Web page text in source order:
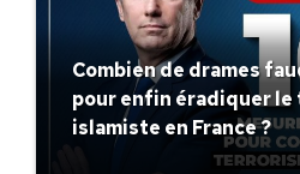
Combien de drames
pour enfin éradiquer
islamiste en France ?